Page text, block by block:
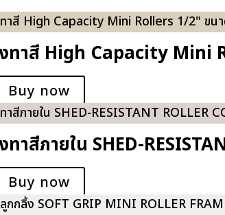
ทาสี High Capacity Mini
Buy now
าสีภายใน SHED-
Buy now